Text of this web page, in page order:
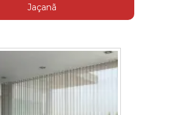
Jaçanã